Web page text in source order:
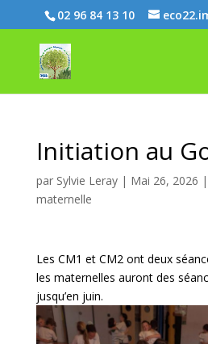
02 96 84 13 10
Initiation au
par Sylvie Leray| Mai 26, 2026 |
maternelle
Les CM1 et CM2 ont deux
les maternelles auront des
jusqu’en juin.